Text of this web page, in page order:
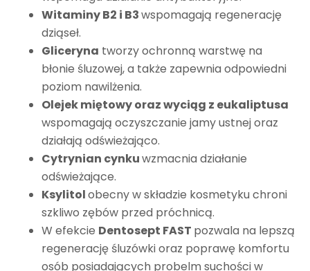
Witaminy B2 i B3wspomagają regenerację
dziąseł.
Gliceryna tworzy ochronną warstwę na
błonie śluzowej, a także zapewnia odpowiedni
poziom nawilżenia.
Olejek miętowy oraz wyciąg z eukaliptusa
wspomagają oczyszczanie jamy ustnej oraz
działają odświeżająco.
Cytrynian cynkuwzmacnia działanie
odświeżające.
Ksylitolobecny w składzie kosmetyku chroni
szkliwo zębów przed próchnicą.
W efekcie Dentosept FAST pozwala na lepszą
regenerację śluzówki oraz poprawę komfortu
osób posiadających probelm suchości w